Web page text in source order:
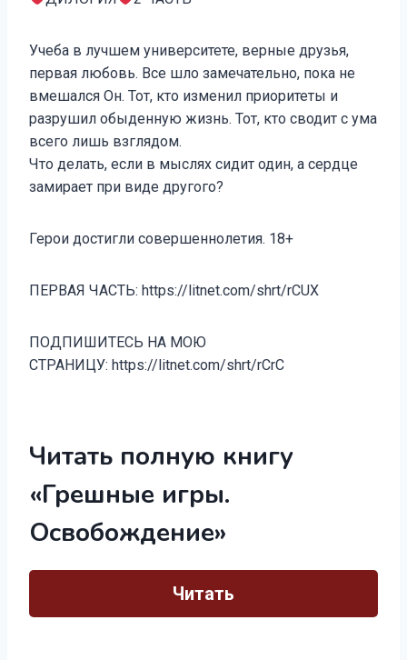
Учеба в лучшем университете, верные друзья,
первая любовь. Все шло замечательно, пока не
вмешался Он. Тот, кто изменил приоритеты и
разрушил обыденную жизнь. Тот, кто сводит с ума
всего лишь взглядом.
Что делать, если в мыслях сидит один, а сердце
замирает при виде другого?
Герои достигли совершеннолетия. 18+
ПЕРВАЯ ЧАСТЬ: https://litnet.com/shrt/rCUX
ПОДПИШИТЕСЬ НА МОЮ
СТРАНИЦУ: https://litnet.com/shrt/rCrC
Читать полную книгу
«Грешные игры.
Освобождение»
Читать